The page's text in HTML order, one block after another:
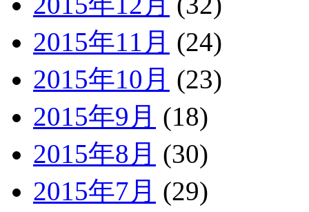
2015年11月 (24)
2015年10月 (23)
2015年9月 (18)
2015年8月 (30)
2015年7月 (29)